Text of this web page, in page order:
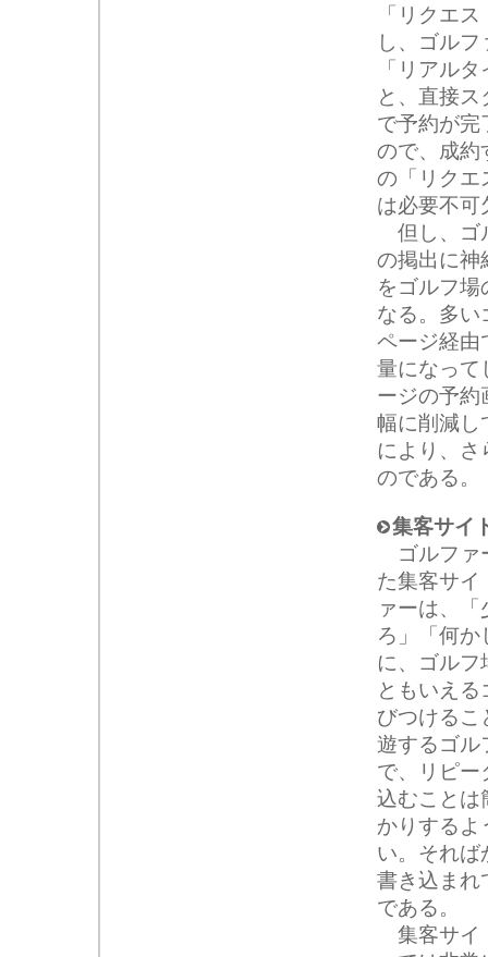
「リクエ
し、ゴル
「リアル
と、直接
で予約が完
ので、成約
の「リクエ
は必要不可
但し、ゴ
の掲出に神
をゴルフ
なる。多い
ページ経由
量になって
ージの予約
幅に削減し
により、
のである。
集客サイ
ゴルファ
た集客サイ
ァーは、
ろ」「何
に、ゴル
ともいえ
びつけるこ
遊するゴル
で、リピー
込むことは
かりするよ
い。それば
書き込まれ
である。
集客サイ